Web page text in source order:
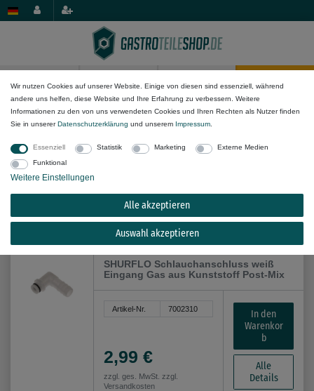
Wasser-Komponenten Fittinge & Schlauchanschlüsse
Alle Filteroptionen anzeigen (17)
SHURFLO Schlauchanschluss weiß
Eingang Gas aus Kunststoff Post-Mix
Artikel-Nr. 7002310
2,99 €
zzgl. ges. MwSt. zzgl.
Versandkosten
In den
Warenkor
b
Alle
Details
Wir nutzen Cookies auf unserer Website. Einige von diesen sind essenziell, während
andere uns helfen, diese Website und Ihre Erfahrung zu verbessern. Weitere
Informationen zu den von uns verwendeten Cookies und Ihren Rechten als Nutzer finden
Sie in unsererDaten­schutz­erklärung und unserem Impressum
Essenziell Statistik Marketing
Externe Medien
Funktional
Weitere Einstellungen
Alle akzeptieren
Auswahl akzeptieren